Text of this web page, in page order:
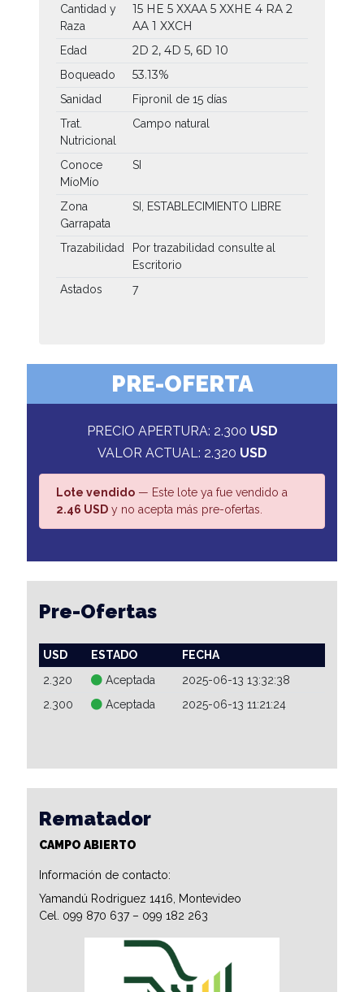
Cantidad y
Raza
15 HE 5 XXAA 5 XXHE 4 RA 2
AA 1 XXCH
Edad 2D 2, 4D 5, 6D 10
Boqueado 53.13%
Sanidad
Fipronil de 15 días
Trat.
Nutricional
Campo natural
Conoce
MíoMío
SI
Zona
Garrapata
SI, ESTABLECIMIENTO LIBRE
Trazabilidad
Por trazabilidad consulte al
Escritorio
Astados
7
PRE-OFERTA
PRECIO APERTURA: 2.300 USD
VALOR ACTUAL: 2.320 USD
Lote vendido — Este lote ya fue vendido a
2.46 USD y no acepta más pre-ofertas.
Pre-Ofertas
USD ESTADO
FECHA
2.320
Aceptada
2025-06-13 13:32:38
2.300
Aceptada 2025-06-13 11:21:24
Rematador
CAMPO ABIERTO
Información de contacto:
Yamandú Rodriguez 1416, Montevideo
Cel. 099 870 637 – 099 182 263